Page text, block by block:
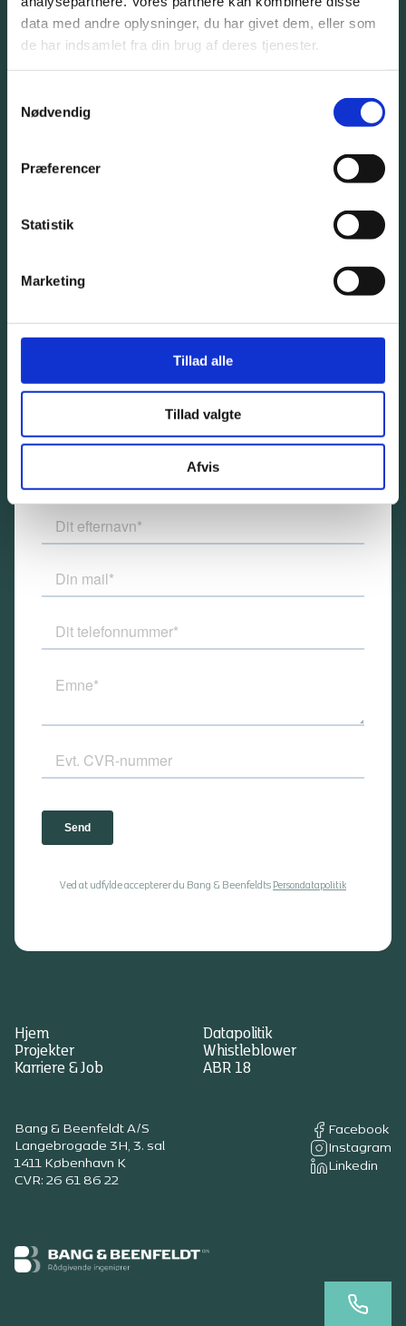
data med andre oplysninger, du har givet dem, eller som
de har indsamlet fra din brug af deres tjenester.
Nødvendig
Præferencer
Statistik
Marketing
Tillad alle
Tillad valgte
Afvis
Tal med en ekspert. Helt
Giv os et kald eller bliv kontaktet af os
En rådgiver vil kontakte dig så hurtigt som muligt.
Ved at udfylde accepterer du Bang & Beenfeldts Persondatapolitik
Hjem
Datapolitik
Projekter
Whistleblower
Karriere & Job
ABR 18
Bang & Beenfeldt A/S
Langebrogade 3H, 3. sal
1411 København K
CVR: 26 61 86 22
Facebook
Instagram
Linkedin